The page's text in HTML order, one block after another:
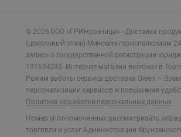
© 2026 ООО «ГРИНрозница» - Доставка
(цокольный этаж) Минским горисполкомом
запись о государственной регистрации
191634233. Интернет-магазин включен в
Режим работы сервиса доставки Green —
персонализации сервисов и повышения
Политика обработки персональных данных
Номер уполномоченных рассматривать
торговли и услуг Администрации